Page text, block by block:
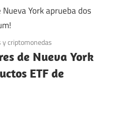
y criptomonedas
de Nueva York
ETF de